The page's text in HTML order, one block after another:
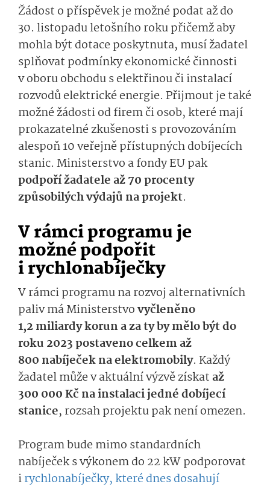
Žádost o příspěvek je možné podat až do
30. listopadu letošního roku přičemž aby
mohla být dotace poskytnuta, musí žadatel
splňovat podmínky ekonomické činnosti
v oboru obchodu s elektřinou či instalací
rozvodů elektrické energie. Přijmout je také
možné žádosti od firem či osob, které mají
prokazatelné zkušenosti s provozováním
alespoň 10 veřejně přístupných dobíjecích
stanic. Ministerstvo a fondy EU pak
podpoří žadatele až 70 procenty
způsobilých výdajů na projekt.
V rámci programu je
možné podpořit
i rychlonabíječky
V rámci programu na rozvoj alternativních
paliv má Ministerstvovyčleněno
1,2 miliardy korun a za ty by mělo být do
roku 2023 postaveno celkem až
800 nabíječek na elektromobily. Každý
žadatel může v aktuální výzvě získataž
300 000 Kč na instalaci jedné dobíjecí
stanice, rozsah projektu pak není omezen.
Program bude mimo standardních
nabíječek s výkonem do 22 kW podporovat
irychlonabíječky, které dnes dosahují